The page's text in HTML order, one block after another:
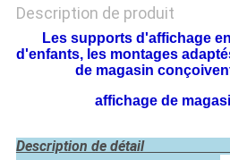
Description de produit
Les supports d'affichage
d'enfants, les montages
de magasin
affichage de
Description